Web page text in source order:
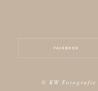
FACEBOOK
© KW